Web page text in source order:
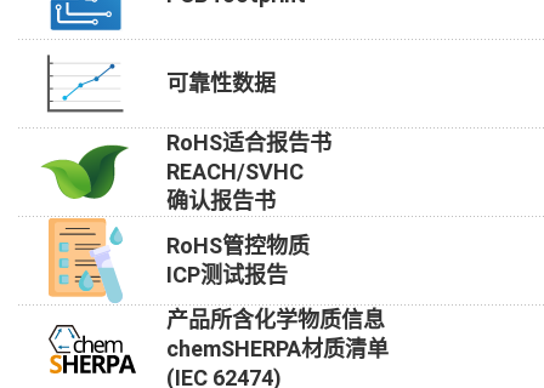
可靠性数据
RoHS适合报告书
REACH/SVHC
确认报告书
RoHS管控物质
ICP测试报告
产品所含化学物质信息
chemSHERPA材质清单
(IEC 62474)